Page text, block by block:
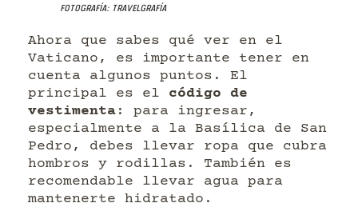
Fotografía: Travelgrafía
Ahora que sabes qué ver en el
Vaticano, es importante tener en
cuenta algunos puntos. El
principal es el código de
vestimenta : para ingresar,
especialmente a la Basílica de San
Pedro, debes llevar ropa que cubra
hombros y rodillas. También es
recomendable llevar agua para
mantenerte hidratado.